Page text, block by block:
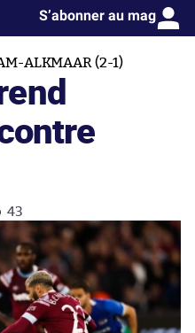
S’abonner au mag
ALKMAAR (2-1)
43